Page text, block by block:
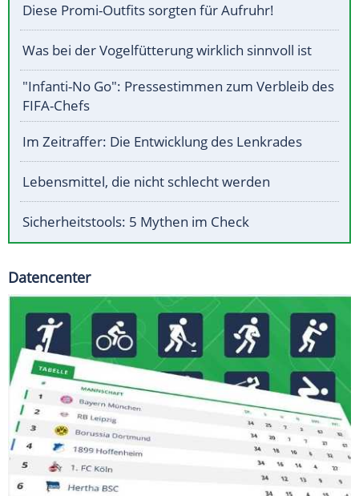
Diese Promi-Outfits sorgten für Aufruhr!
Was bei der Vogelfütterung wirklich sinnvoll ist
"Infanti-No Go": Pressestimmen zum Verbleib des
FIFA-Chefs
Im Zeitraffer: Die Entwicklung des Lenkrades
Lebensmittel, die nicht schlecht werden
Sicherheitstools: 5 Mythen im Check
Datencenter